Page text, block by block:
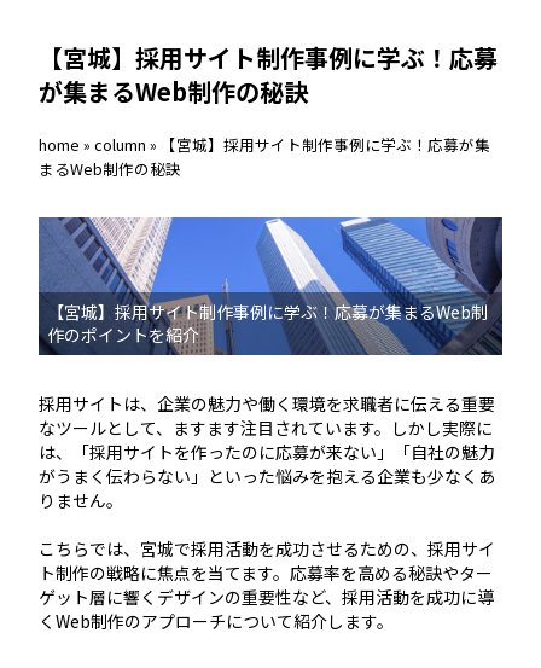
【宮城】採用サイト制作事例に学ぶ！応募
が集まるWeb制作の秘訣
home » column »
【宮城】採用サイト制作事例に学ぶ！応募が集
まるWeb制作の秘訣
【宮城】採用サイト制作事例に学ぶ！応募が集まるWeb制
作のポイントを紹介
採用サイトは、企業の魅力や働く環境を求職者に伝える重要
なツールとして、ますます注目されています。しかし実際に
は、「採用サイトを作ったのに応募が来ない」「自社の魅力
がうまく伝わらない」といった悩みを抱える企業も少なくあ
りません。
こちらでは、宮城で採用活動を成功させるための、採用サイ
ト制作の戦略に焦点を当てます。応募率を高める秘訣やター
ゲット層に響くデザインの重要性など、採用活動を成功に導
くWeb制作のアプローチについて紹介します。